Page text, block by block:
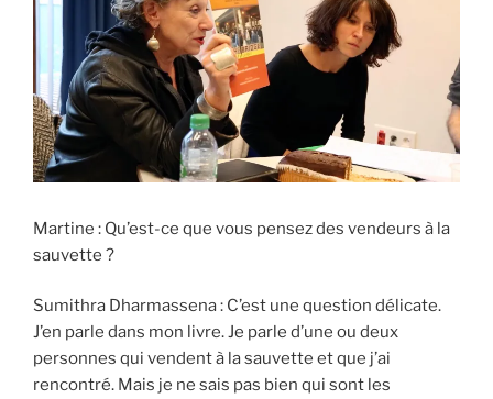
Martine : Qu’est-ce que vous pensez des vendeurs à la
sauvette ?
Sumithra Dharmassena : C’est une question délicate.
J’en parle dans mon livre. Je parle d’une ou deux
personnes qui vendent à la sauvette et que j’ai
rencontré. Mais je ne sais pas bien qui sont les